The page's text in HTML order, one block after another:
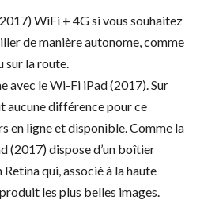
WiFi + 4G si vous souhaitez
de manière autonome, comme
sur la route.
avec le Wi-Fi iPad (2017). Sur
aucune différence pour ce
en ligne et disponible. Comme la
(2017) dispose d’un boîtier
qui, associé à la haute
les plus belles images.